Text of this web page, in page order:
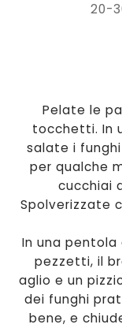
20-
Pelate le
tocchetti. In
salate i
per qualche
cucchiai
Spolverizzate
In una
pezzetti, il
aglio e un
dei funghi
bene, e